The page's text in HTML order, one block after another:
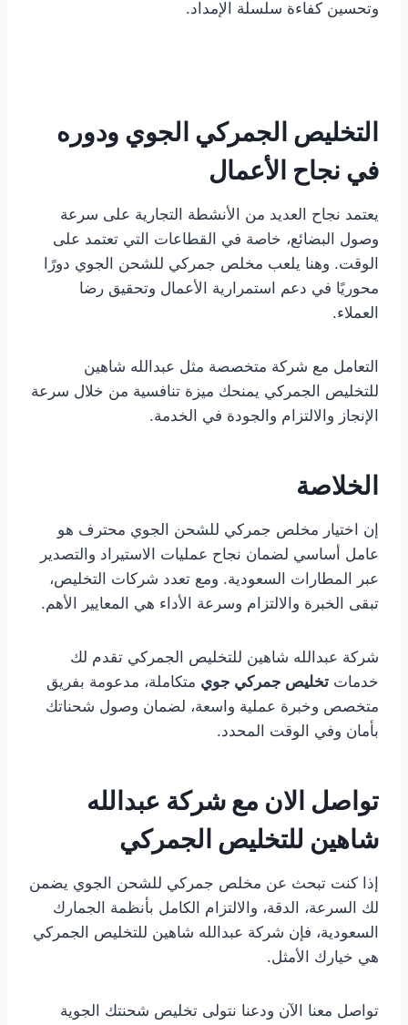
وتحسين كفاءة سلسلة الإمداد.
التخليص الجمركي الجوي ودوره
في نجاح الأعمال
يعتمد نجاح العديد من الأنشطة التجارية على سرعة
وصول البضائع، خاصة في القطاعات التي تعتمد على
الوقت. وهنا يلعب مخلص جمركي للشحن الجوي دورًا
محوريًا في دعم استمرارية الأعمال وتحقيق رضا
العملاء.
التعامل مع شركة متخصصة مثل عبدالله شاهين
للتخليص الجمركي يمنحك ميزة تنافسية من خلال سرعة
الإنجاز والالتزام والجودة في الخدمة.
الخلاصة
إن اختيار مخلص جمركي للشحن الجوي محترف هو
عامل أساسي لضمان نجاح عمليات الاستيراد والتصدير
عبر المطارات السعودية. ومع تعدد شركات التخليص،
تبقى الخبرة والالتزام وسرعة الأداء هي المعايير الأهم.
شركة عبدالله شاهين للتخليص الجمركي تقدم لك
خدمات تخليص جمركي جوي متكاملة، مدعومة بفريق
متخصص وخبرة عملية واسعة، لضمان وصول شحناتك
بأمان وفي الوقت المحدد.
تواصل الان مع شركة عبدالله
شاهين للتخليص الجمركي
إذا كنت تبحث عن مخلص جمركي للشحن الجوي يضمن
لك السرعة، الدقة، والالتزام الكامل بأنظمة الجمارك
السعودية، فإن شركة عبدالله شاهين للتخليص الجمركي
هي خيارك الأمثل.
تواصل معنا الآن ودعنا نتولى تخليص شحنتك الجوية